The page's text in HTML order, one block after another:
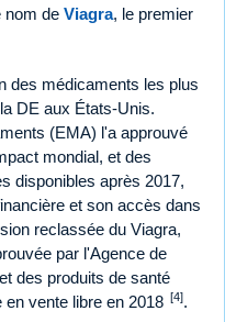
nom de Viagra, le premier
des médicaments les plus
DE aux États-Unis.
(EMA) l'a approuvé
mondial, et des
disponibles après 2017,
et son accès dans
reclassée du Viagra,
par l'Agence de
des produits de santé
vente libre en 2018 [4].